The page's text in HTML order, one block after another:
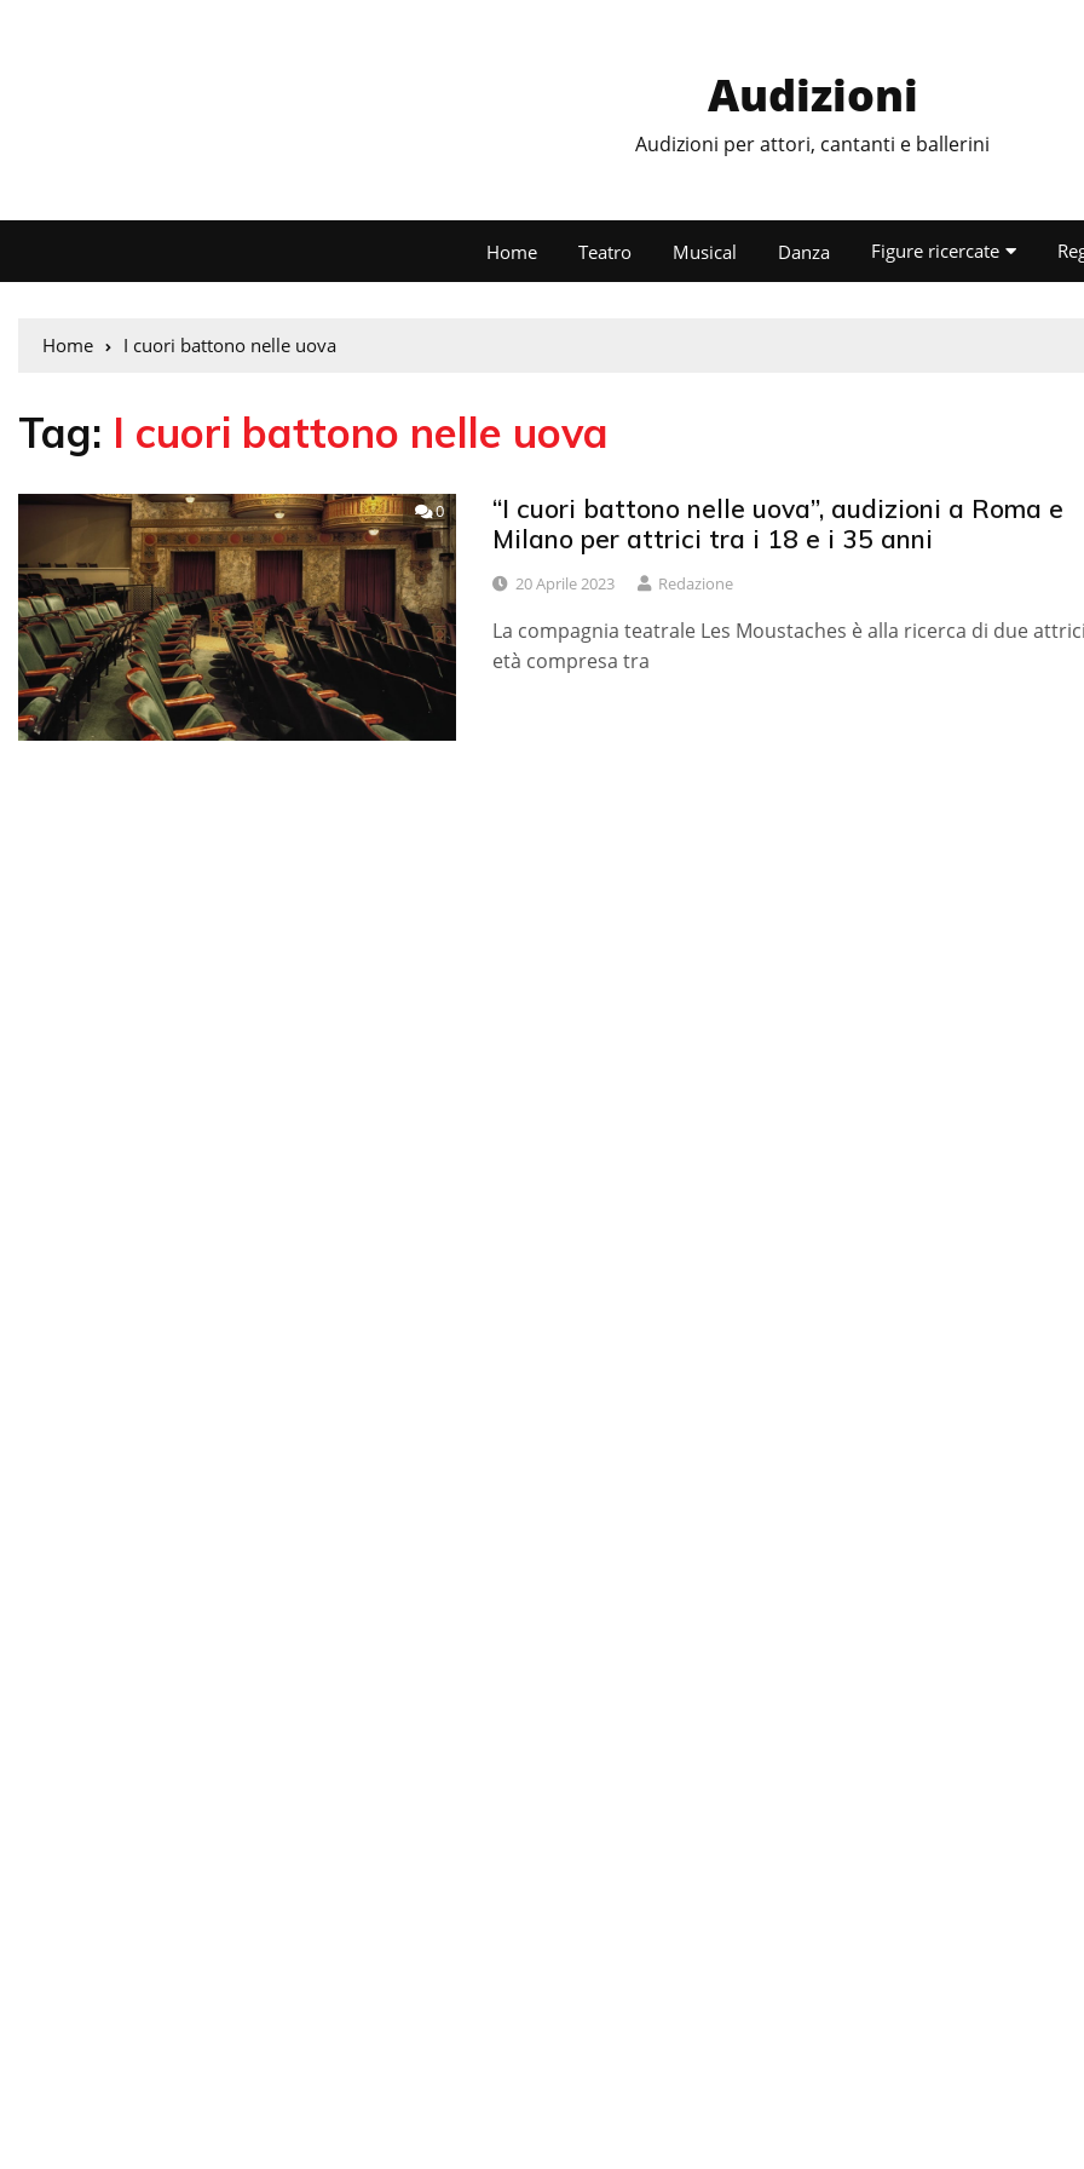
Audizioni
Audizioni per attori, cantanti e ballerini
Home Teatro Musical Danza Figure ricercate
Home I cuori battono nelle uova
Tag: I cuori battono nelle uova
0
“I cuori battono nelle uova”, audizioni a Roma e
Milano per attrici tra i 18 e i 35 anni
20 Aprile 2023 Redazione
La compagnia teatrale Les Moustaches è alla ricerca di due
età compresa tra